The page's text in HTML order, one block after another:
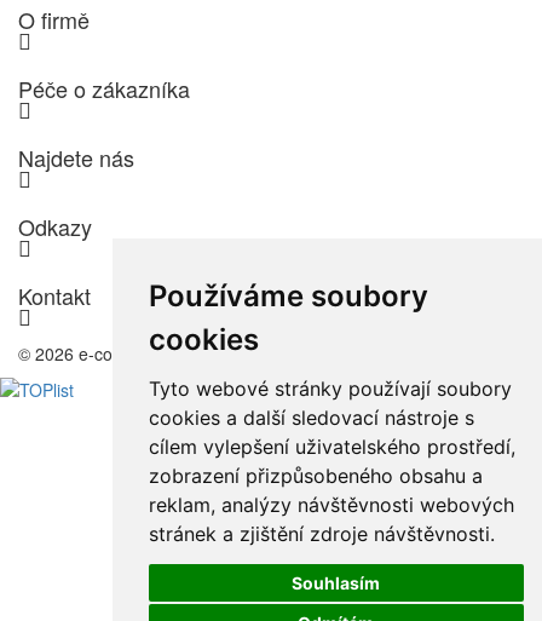
Používáme soubory
cookies
Tyto webové stránky používají soubory
cookies a další sledovací nástroje s
cílem vylepšení uživatelského prostředí,
zobrazení přizpůsobeného obsahu a
reklam, analýzy návštěvnosti webových
stránek a zjištění zdroje návštěvnosti.
Souhlasím
O firmě
Péče o zákazníka
Najdete nás
Odkazy
Kontakt
© 2026 e-color.cz